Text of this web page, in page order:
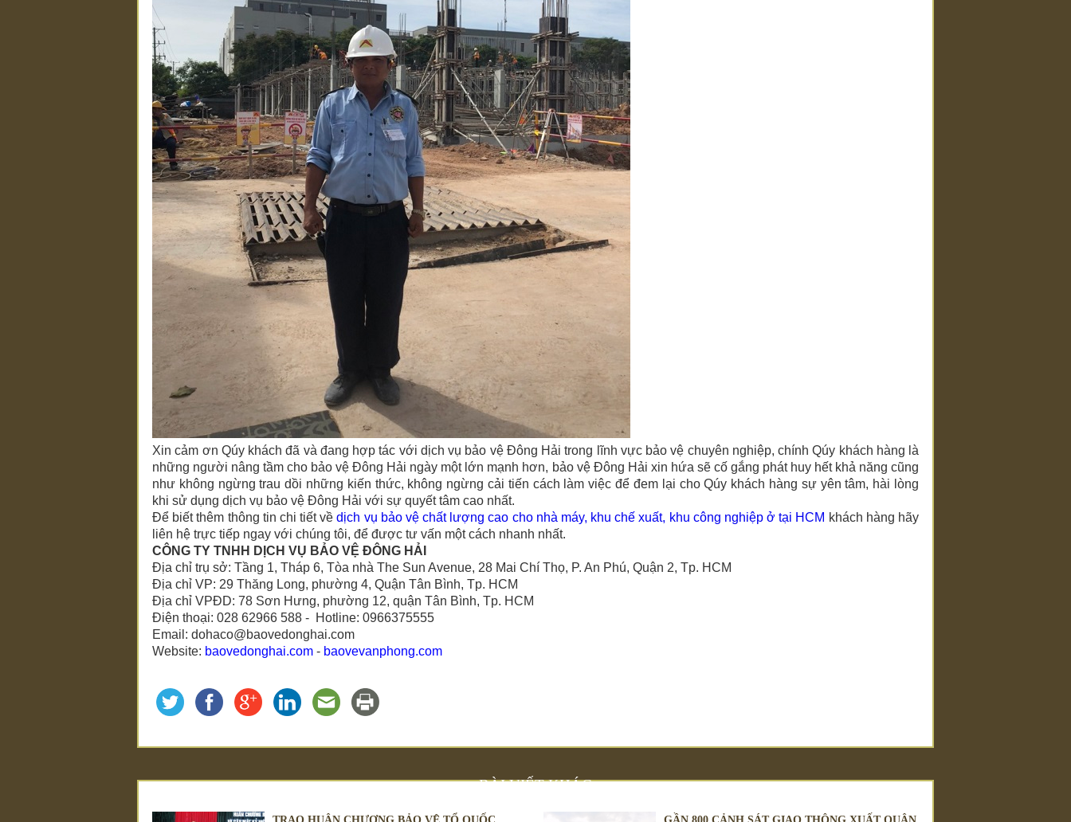
Xin cảm ơn Qúy khách đã và đang hợp tác với dịch vụ bảo vệ Đông Hảitrong lĩnh vực bảo vệ chuyên nghiệp, chính Qúy khách hàng là
những người nâng tầm cho bảo vệ Đông Hải ngày một lớn mạnh hơn, bảo vệ Đông Hải xin hứa sẽ cố gắng phát huy hết khả năng cũng
như không ngừng trau dồi những kiến thức, không ngừng cải tiến cách làm việc để đem lại cho Qúy khách hàng sự yên tâm, hài lòng
khi sử dụng dịch vụ bảo vệ Đông Hải với sự quyết tâm cao nhất.
Để biết thêm thông tin chi tiết vềdịch vụ bảo vệ chất lượng cao cho nhà máy, khu chế xuất, khu công nghiệp ở tại HCM khách hàng hãy
liên hệ trực tiếp ngay với chúng tôi, để được tư vấn một cách nhanh nhất.
CÔNG TY TNHH DỊCH VỤ BẢO VỆ ĐÔNG HẢI
Địa chỉ trụ sở: Tầng 1, Tháp 6, Tòa nhà The Sun Avenue, 28 Mai Chí Thọ, P. An Phú, Quận 2, Tp. HCM
Địa chỉ VP: 29 Thăng Long, phường 4, Quận Tân Bình, Tp. HCM
Địa chỉ VPĐD: 78 Sơn Hưng, phường 12, quận Tân Bình, Tp. HCM
Điện thoại: 028 62966 588 - Hotline: 0966375555
Email: dohaco@baovedonghai.com
Website: baovedonghai.com - baovevanphong.com
BÀI VIẾT KHÁC